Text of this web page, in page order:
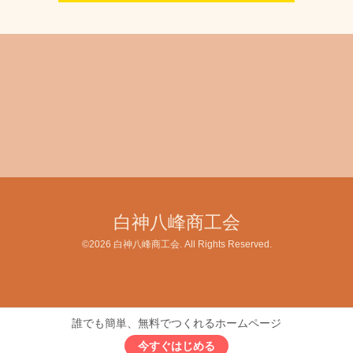
白神八峰商工会
©2026 白神八峰商工会. All Rights Reserved.
誰でも簡単、無料でつくれるホームページ
今すぐはじめる